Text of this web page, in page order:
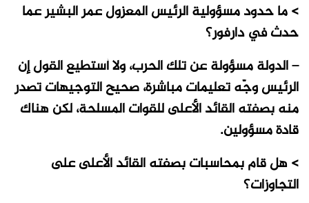
> ما حدود مسؤولية الرئيس المعزول عمر البشير عما
حدث في دارفور؟
– الدولة مسؤولة عن تلك الحرب، ولا أستطيع القول إن
الرئيس وجّه تعليمات مباشرة، صحيح التوجيهات تصدر
منه بصفته القائد الأعلى للقوات المسلحة، لكن هناك
قادة مسؤولين.
> هل قام بمحاسبات بصفته القائد الأعلى على
التجاوزات؟